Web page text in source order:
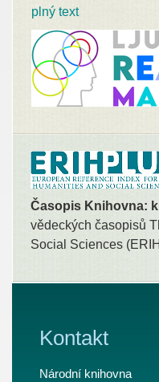
plný text
Časopis Knihovna:
vědeckých časopisů
Social Sciences
Kontakt
Národní knihovna